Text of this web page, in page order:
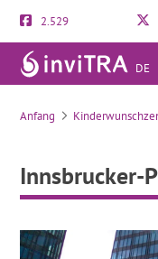
2.529
DE
Anfang
Innsbrucker-